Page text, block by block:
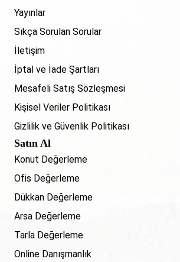
Yayınlar
Sıkça Sorulan Sorular
İletişim
İptal ve İade Şartları
Mesafeli Satış Sözleşmesi
Kişisel Veriler Politikası
Gizlilik ve Güvenlik Politikası
Satın Al
Konut Değerleme
Ofis Değerleme
Dükkan Değerleme
Arsa Değerleme
Tarla Değerleme
Online Danışmanlık